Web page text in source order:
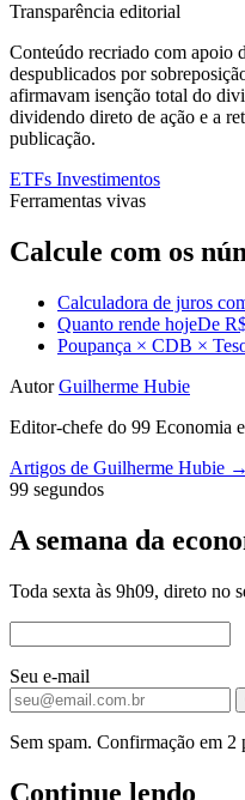
Transparência editorial
Conteúdo recriado com apoio
despublicados por
afirmavam isenção total do
dividendo direto de ação e a
publicação.
ETFs Investimentos
Ferramentas vivas
Calcule com os
Calculadora de juros
Quanto rende hojeDe
Poupança × CDB ×
Autor Guilherme Hubie
Editor-chefe do 99 Economia
Artigos de Guilherme Hubie →
99 segundos
A semana da
Toda sexta às 9h09, direto no
Seu e-mail
Sem spam. Confirmação em 2
Continue lendo